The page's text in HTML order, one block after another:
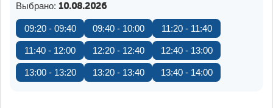
Выбрано: 10.08.2026
09:20 - 09:40 09:40 - 10:00 11:20 - 11:40
11:40 - 12:00 12:20 - 12:40 12:40 - 13:00
13:00 - 13:20 13:20 - 13:40 13:40 - 14:00